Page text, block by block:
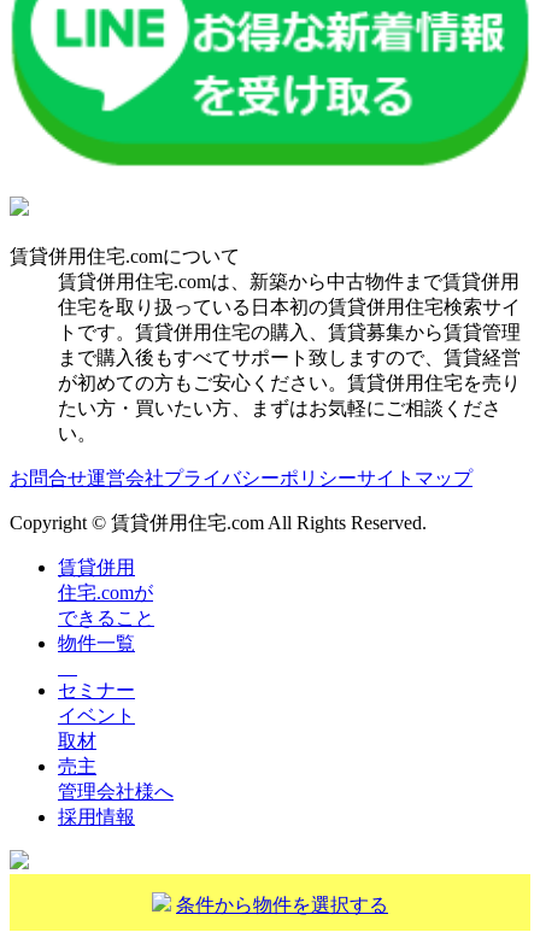
賃貸併用住宅.comについて
賃貸併用住宅.comは、新築から中古物件まで賃貸併用
住宅を取り扱っている日本初の賃貸併用住宅検索サイ
トです。賃貸併用住宅の購入、賃貸募集から賃貸管理
まで購入後もすべてサポート致しますので、賃貸経営
が初めての方もご安心ください。賃貸併用住宅を売り
たい方・買いたい方、まずはお気軽にご相談くださ
い。
お問合せ運営会社プライバシーポリシーサイトマップ
Copyright © 賃貸併用住宅.com All Rights Reserved.
賃貸併用
住宅.comが
できること
物件一覧
セミナー
イベント
取材
売主
管理会社様へ
採用情報
条件から物件を選択する